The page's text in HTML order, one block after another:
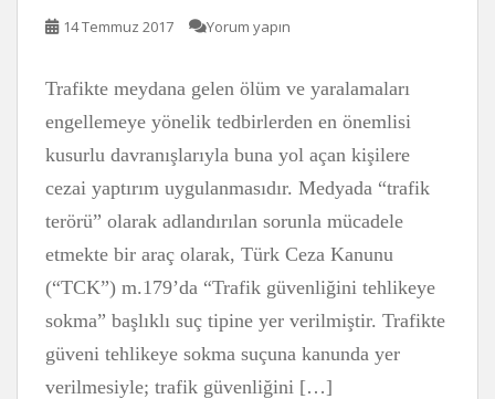
14 Temmuz 2017 Yorum yapın
Trafikte meydana gelen ölüm ve yaralamaları
engellemeye yönelik tedbirlerden en önemlisi
kusurlu davranışlarıyla buna yol açan kişilere
cezai yaptırım uygulanmasıdır. Medyada “trafik
terörü” olarak adlandırılan sorunla mücadele
etmekte bir araç olarak, Türk Ceza Kanunu
(“TCK”) m.179’da “Trafik güvenliğini tehlikeye
sokma” başlıklı suç tipine yer verilmiştir. Trafikte
güveni tehlikeye sokma suçuna kanunda yer
verilmesiyle; trafik güvenliğini […]